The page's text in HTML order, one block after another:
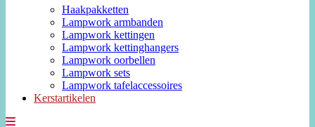
Haakpakketten
Lampwork armbanden
Lampwork kettingen
Lampwork kettinghangers
Lampwork oorbellen
Lampwork sets
Lampwork tafelaccessoires
Kerstartikelen